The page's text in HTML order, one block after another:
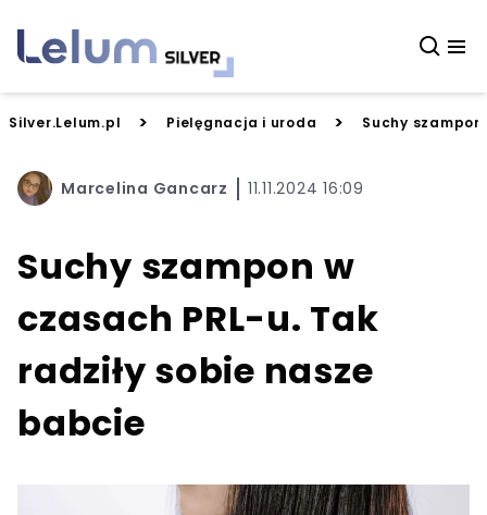
Silver.Lelum.pl > Pielęgnacja i uroda > Suchy
Marcelina Gancarz 11.11.2024 16:09
Suchy szampon w
czasach PRL-u. Tak
radziły sobie nasze
babcie